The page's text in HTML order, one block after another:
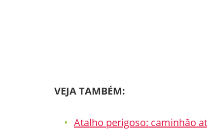
VEJA TAMBÉM:
Atalho perigoso: caminhão